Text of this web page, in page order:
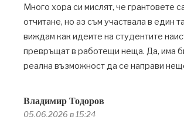
Много хора си мислят, че грантовете
отчитане, но аз съм участвала в един
виждам как идеите на студентите
превръщат в работещи неща. Да, има
реална възможност да се направи
Владимир Тодоров
05.06.2026 в 15:24